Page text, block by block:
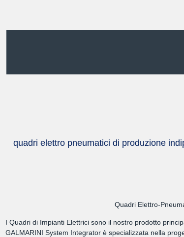
quadri elettro pneumatici di produzione
Quadri Elettro-
I Quadri di Impianti Elettrici sono il nostro prodotto
GALMARINI System Integrator è specializzata nella